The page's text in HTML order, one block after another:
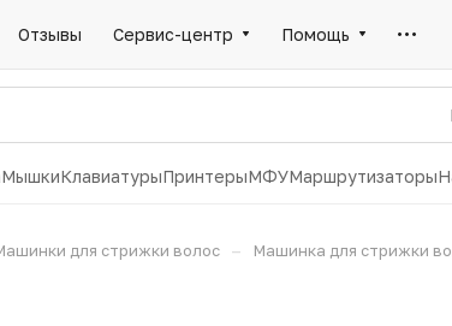
Отзывы Сервис-центр Помощь
МышкиКлавиатурыПринтерыМФУМаршрутизаторы
для стрижки волос – Машинка для стрижки